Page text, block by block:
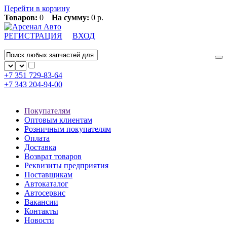
Перейти в корзину
Товаров: 0 На сумму: 0 р.
РЕГИСТРАЦИЯ ВХОД
+7 351 729-83-64
+7 343 204-94-00
Покупателям
Оптовым клиентам
Розничным покупателям
Оплата
Доставка
Возврат товаров
Реквизиты предприятия
Поставщикам
Автокаталог
Автосервис
Вакансии
Контакты
Новости